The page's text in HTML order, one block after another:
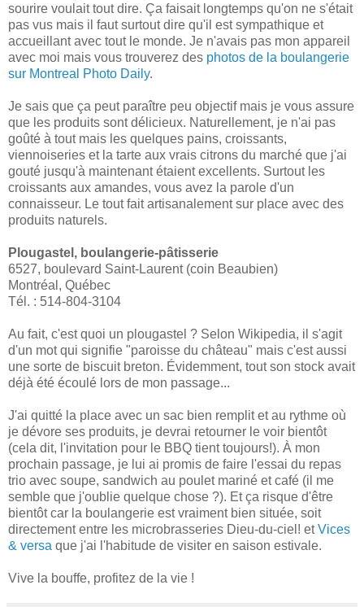
sourire voulait tout dire. Ça faisait longtemps qu'on ne s'était
pas vus mais il faut surtout dire qu'il est sympathique et
accueillant avec tout le monde. Je n'avais pas mon appareil
avec moi mais vous trouverez des photos de la boulangerie
sur Montreal Photo Daily.
Je sais que ça peut paraître peu objectif mais je vous assure
que les produits sont délicieux. Naturellement, je n'ai pas
goûté à tout mais les quelques pains, croissants,
viennoiseries et la tarte aux vrais citrons du marché que j'ai
gouté jusqu'à maintenant étaient excellents. Surtout les
croissants aux amandes, vous avez la parole d'un
connaisseur. Le tout fait artisanalement sur place avec des
produits naturels.
Plougastel, boulangerie-pâtisserie
6527, boulevard Saint-Laurent (coin Beaubien)
Montréal, Québec
Tél. : 514-804-3104
Au fait, c'est quoi un plougastel ? Selon Wikipedia, il s'agit
d'un mot qui signifie "paroisse du château" mais c'est aussi
une sorte de biscuit breton. Évidemment, tout son stock avait
déjà été écoulé lors de mon passage...
J'ai quitté la place avec un sac bien remplit et au rythme où
je dévore ses produits, je devrai retourner le voir bientôt
(cela dit, l'invitation pour le BBQ tient toujours!). À mon
prochain passage, je lui ai promis de faire l'essai du repas
trio avec soupe, sandwich au poulet mariné et café (il me
semble que j'oublie quelque chose ?). Et ça risque d'être
bientôt car la boulangerie est vraiment bien située, soit
directement entre les microbrasseries Dieu-du-ciel! etVices
& versa que j'ai l'habitude de visiter en saison estivale.
Vive la bouffe, profitez de la vie !